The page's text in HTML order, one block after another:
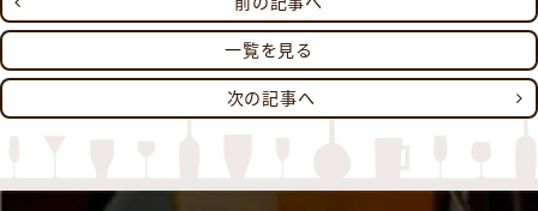
一覧を見る
次の記事へ